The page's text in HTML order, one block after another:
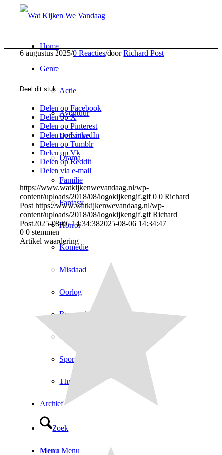
Home
Genre
Actie
Avontuur
Detective
Drama
Familie
Fantasy
Horror
Komedie
Misdaad
Oorlog
Romantiek
Sciencefiction
Sport
Thriller
Archief
Zoek
Menu Menu
6 augustus 2025/0 Reacties/doorRichard Post
Deel dit stuk
Delen op Facebook
Delen op X
Delen op Pinterest
Delen op LinkedIn
Delen op Tumblr
Delen op Vk
Delen op Reddit
Delen via e-mail
https://www.watkijkenwevandaag.nl/wp-
content/uploads/2018/08/logokijkengif.gif 0 0 Richard
Post https://www.watkijkenwevandaag.nl/wp-
content/uploads/2018/08/logokijkengif.gif Richard
Post2025-08-06 14:34:382025-08-06 14:34:47
0 0 stemmen
Artikel waardering